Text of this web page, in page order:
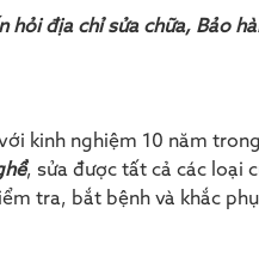
hỏi địa chỉ sửa chữa, Bảo
kinh nghiệm 10 năm
, sửa được tất cả các loại
tra, bắt bệnh và khắc